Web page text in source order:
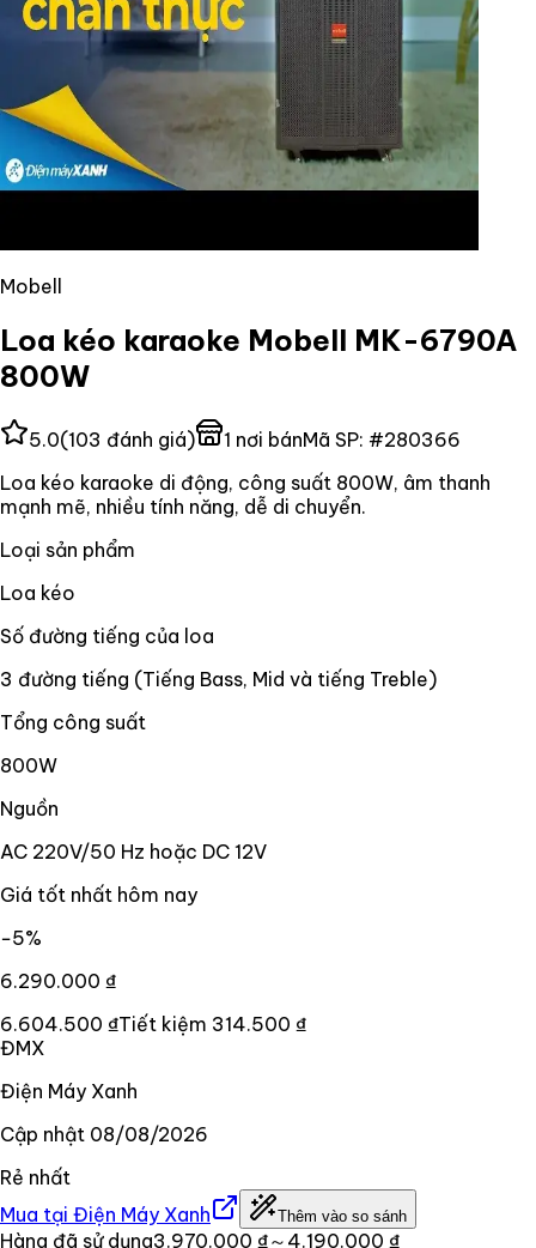
Mobell
Loa kéo karaoke Mobell MK-6790A
800W
5.0(103 đánh giá) 1 nơi bánMã SP: #280366
Loa kéo karaoke di động, công suất 800W, âm thanh
mạnh mẽ, nhiều tính năng, dễ di chuyển.
Loại sản phẩm
Loa kéo
Số đường tiếng của loa
3 đường tiếng (Tiếng Bass, Mid và tiếng Treble)
Tổng công suất
800W
Nguồn
AC 220V/50 Hz hoặc DC 12V
Giá tốt nhất hôm nay
−5%
6.290.000 ₫
6.604.500 ₫Tiết kiệm 314.500 ₫
ĐMX
Điện Máy Xanh
Cập nhật 08/08/2026
Rẻ nhất
Mua tại Điện Máy Xanh Thêm vào so sánh
Hàng đã sử dụng3.970.000 ₫～4.190.000 ₫